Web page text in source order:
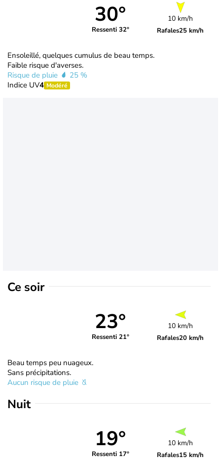
30°
Ressenti 32°
10 km/h
Rafales25 km/h
Ensoleillé, quelques cumulus de beau temps.
Faible risque d'averses.
Risque de pluie
25 %
Indice UV4 Modéré
Ce soir
23°
Ressenti 21°
10 km/h
Rafales20 km/h
Beau temps peu nuageux.
Sans précipitations.
Aucun risque de pluie
Nuit
19°
Ressenti 17°
10 km/h
Rafales15 km/h